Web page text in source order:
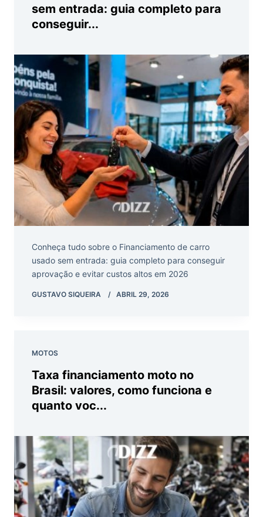
sem entrada: guia completo para
conseguir...
Conheça tudo sobre o Financiamento de carro
usado sem entrada: guia completo para conseguir
aprovação e evitar custos altos em 2026
GUSTAVO SIQUEIRA ABRIL 29, 2026
MOTOS
Taxa financiamento moto no
Brasil: valores, como funciona e
quanto voc...